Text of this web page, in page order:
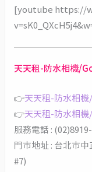
[youtube https://
天天租-防水相機/
👉天天租-防水相
👉天天租-防水相
服務電話 :
門市地址 : 台北市
#7)